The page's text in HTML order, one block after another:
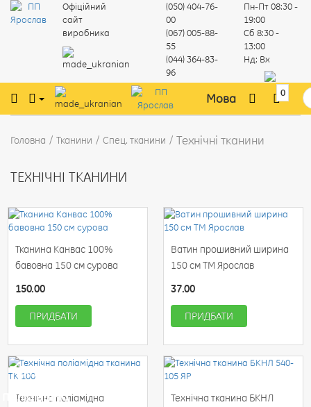
Офіційний
сайт
виробника
(050) 404-76-
00
(067) 005-88-
55
(044) 364-83-
96
Пн-Пт08:30 -
19:00
Сб 8:30 -
13:00
Нд: Вх
Мова 0
Головна Тканини Спец. тканини Технічні тканини
ТЕХНІЧНІ ТКАНИНИ
Тканина Канвас 100%
бавовна 150 см сурова
150.00
ПРИДБАТИ
Ватин прошивний ширина
150 см ТМ Ярослав
37.00
ПРИДБАТИ
Технічна
поліамідна
Технічна поліамідна
Технічна тканина БКНЛ